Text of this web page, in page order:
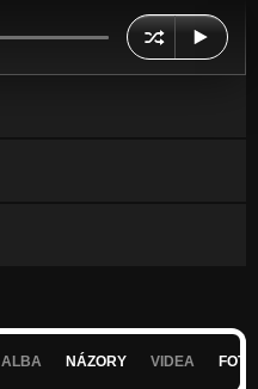
ALBA NÁZORY VIDEA